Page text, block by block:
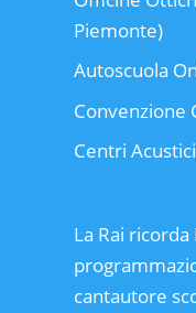
Piemonte)
Autoscuola
Convenzione
Centri
La Rai ricorda
cantautore